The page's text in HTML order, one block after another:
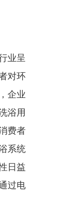
业呈
对环
企业
浴用
费者
系统
日益
过电